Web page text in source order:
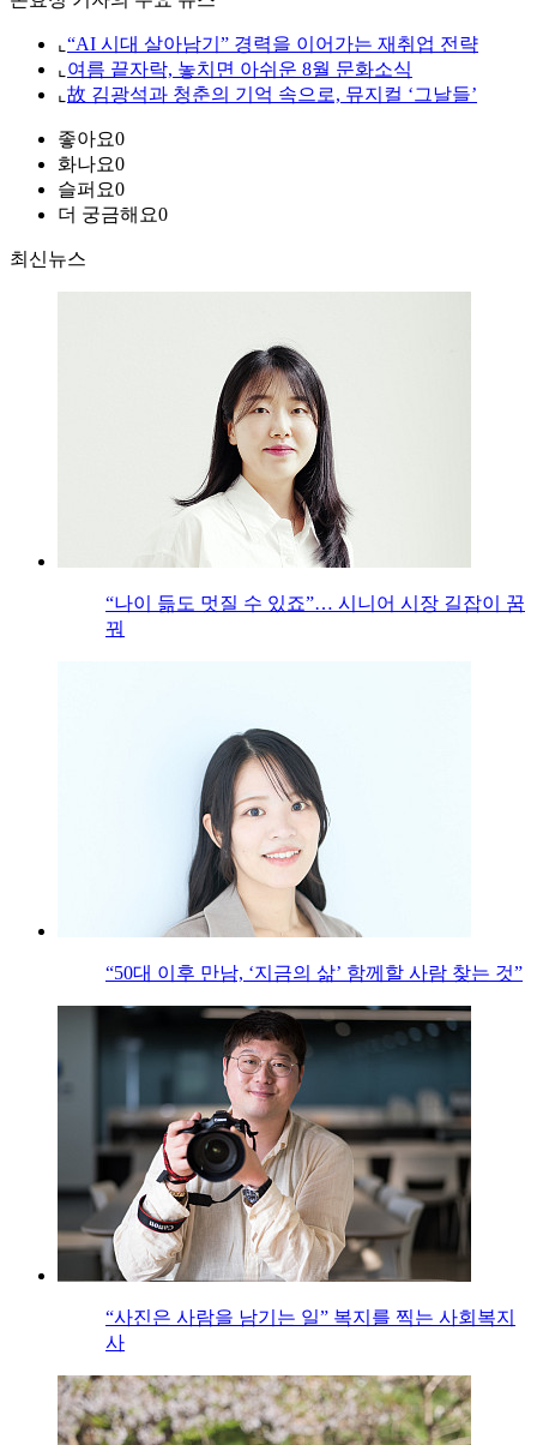
⌞ “AI 시대 살아남기” 경력을 이어가는 재취업 전략
⌞ 여름 끝자락, 놓치면 아쉬운 8월 문화소식
⌞ 故 김광석과 청춘의 기억 속으로, 뮤지컬 ‘그날들’
좋아요0
화나요0
슬퍼요0
더 궁금해요0
최신뉴스
“나이 듦도 멋질 수 있죠”… 시니어 시장 길잡이 꿈
꿔
“50대 이후 만남, ‘지금의 삶’ 함께할 사람 찾는 것”
“사진은 사람을 남기는 일” 복지를 찍는 사회복지
사